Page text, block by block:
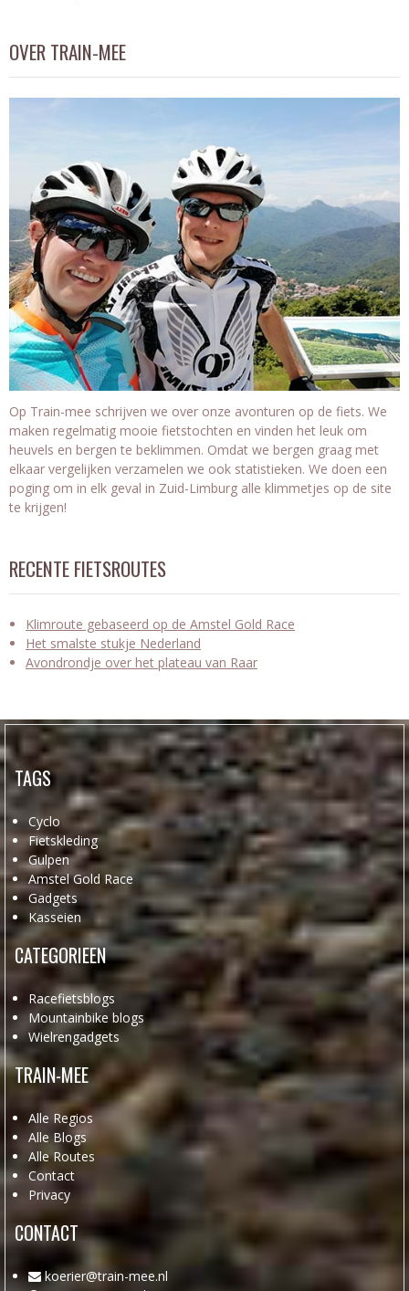
OVER TRAIN-MEE
Op Train-mee schrijven we over onze avonturen op de fiets. We
maken regelmatig mooie fietstochten en vinden het leuk om
heuvels en bergen te beklimmen. Omdat we bergen graag met
elkaar vergelijken verzamelen we ook statistieken. We doen een
poging om in elk geval in Zuid-Limburg alle klimmetjes op de site
te krijgen!
RECENTE FIETSROUTES
Klimroute gebaseerd op de Amstel Gold Race
Het smalste stukje Nederland
Avondrondje over het plateau van Raar
TAGS
Cyclo
Fietskleding
Gulpen
Amstel Gold Race
Gadgets
Kasseien
CATEGORIEEN
Racefietsblogs
Mountainbike blogs
Wielrengadgets
TRAIN-MEE
Alle Regios
Alle Blogs
Alle Routes
Contact
Privacy
CONTACT
koerier@train-mee.nl